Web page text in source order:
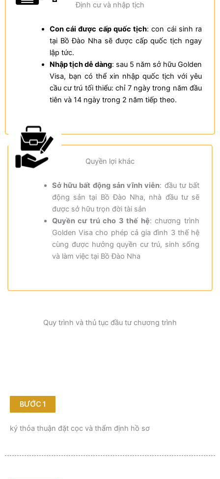
Định cư và nhập tịch
Con cái được cấp quốc tịch: con cái sinh ra
tại Bồ Đào Nha sẽ được cấp quốc tịch ngay
lập tức.
Nhập tịch dễ dàng: sau 5 năm sở hữu Golden
Visa, bạn có thể xin nhập quốc tịch với yêu
cầu cư trú tối thiểu: chỉ 7 ngày trong năm đầu
tiên và 14 ngày trong 2 năm tiếp theo.
Quyền lợi khác
Sở hữu bất động sản vĩnh viễn: đầu tư bất
động sản tại Bồ Đào Nha, nhà đầu tư sẽ
được sở hữu trọn đời tài sản
Quyền cư trú cho 3 thế hệ: chương trình
Golden Visa cho phép cả gia đình 3 thế hệ
cùng được hưởng quyền cư trú, sinh sống
và làm việc tại Bồ Đào Nha
Quy trình và thủ tục đầu tư chương trình
BƯỚC 1
ký thỏa thuận đặt cọc và thẩm định hồ sơ